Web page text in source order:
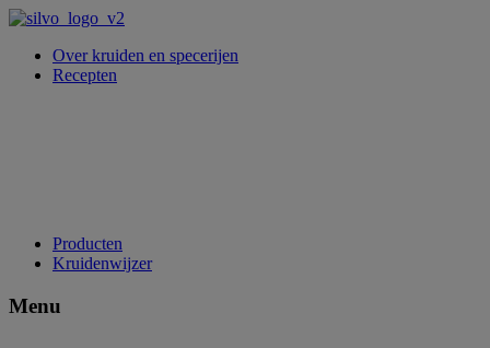
Over kruiden en specerijen
Recepten
Producten
Kruidenwijzer
Menu